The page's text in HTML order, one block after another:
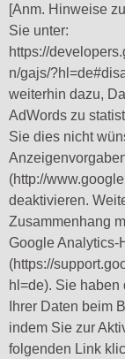
[Anm. Hinweise
Sie unter:
https://
n/gajs/
weiterhin dazu,
AdWords zu
Sie dies nicht
(http://
deaktivieren.
Zusammenhang
Google Analytics-
(https://
hl=de). Sie
Ihrer Daten beim
indem Sie zur
folgenden Link